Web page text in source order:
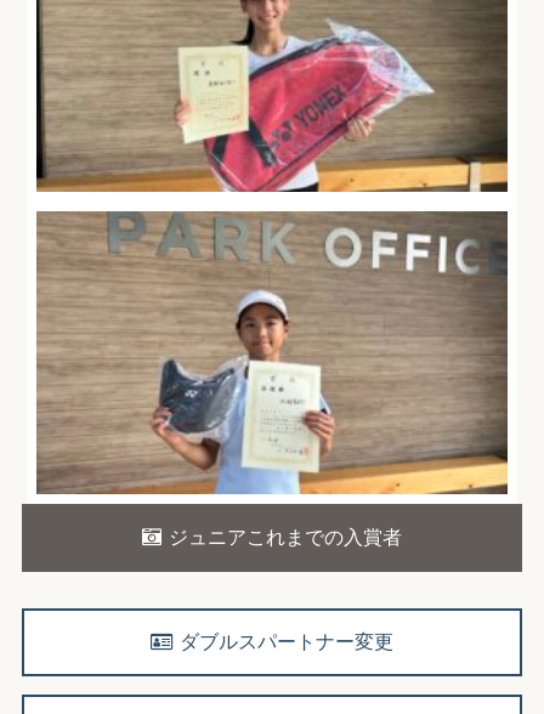
ジュニアこれまでの入賞者
ダブルスパートナー変更